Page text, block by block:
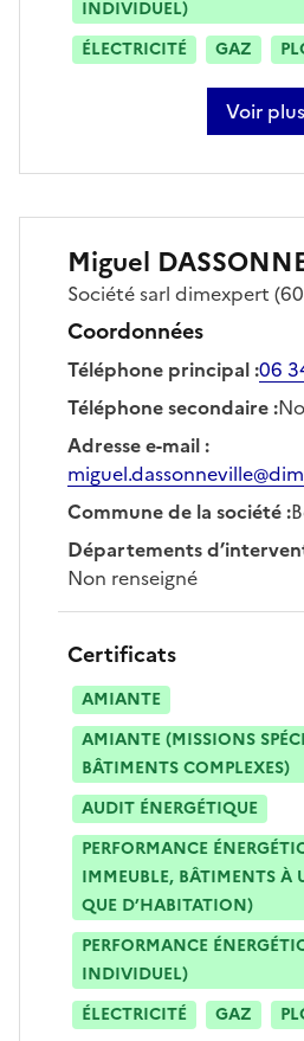
INDIVIDUEL)
ÉLECTRICITÉ
GAZ
Voir
sur
Miguel
Sociétésarl dimexpert
Coordonnées
Téléphone principal:06
Téléphone secondaire:
Adresse e-mail:
Commune de la société:
Départements
Non renseigné
Certificats
AMIANTE
AMIANTE (MISSIONS
BÂTIMENTS COMPLEXES)
AUDIT ÉNERGÉTIQUE
PERFORMANCE
IMMEUBLE, BÂTIMENTS À
QUE D’HABITATION)
PERFORMANCE
INDIVIDUEL)
ÉLECTRICITÉ
GAZ